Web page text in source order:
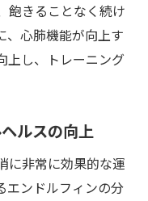
飽きることなく続け
、心肺機能が向上す
上し、トレーニング
ルスの向上
に非常に効果的な運
エンドルフィンの分